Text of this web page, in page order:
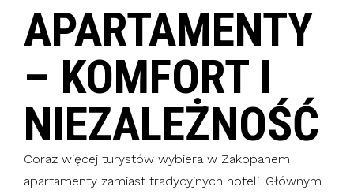
APARTAMENTY
– KOMFORT I
NIEZALEŻNOŚĆ
Coraz więcej turystów wybiera w Zakopanem
apartamenty zamiast tradycyjnych hoteli. Głównym